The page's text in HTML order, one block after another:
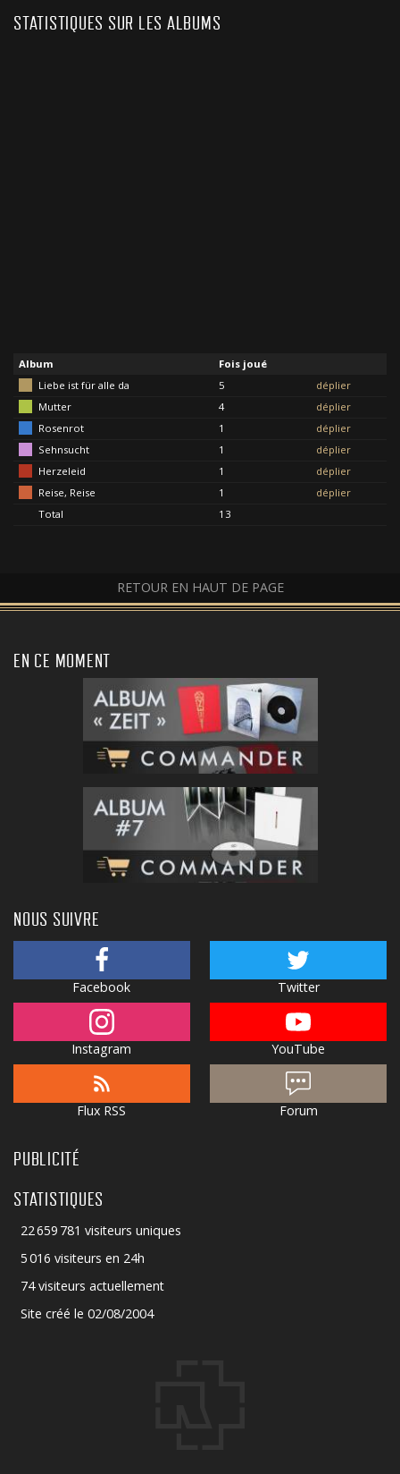
STATISTIQUES SUR LES ALBUMS
Album
Fois joué
Liebe ist für alle da
5
déplier
Mutter
4
déplier
Rosenrot
1
déplier
Sehnsucht
1
déplier
Herzeleid
1
déplier
Reise, Reise
1
déplier
Total
13
RETOUR EN HAUT DE PAGE
EN CE MOMENT
NOUS SUIVRE
Facebook Twitter
Instagram YouTube
Flux RSS Forum
PUBLICITÉ
STATISTIQUES
22 659 781 visiteurs uniques
5 016 visiteurs en 24h
74 visiteurs actuellement
Site créé le 02/08/2004